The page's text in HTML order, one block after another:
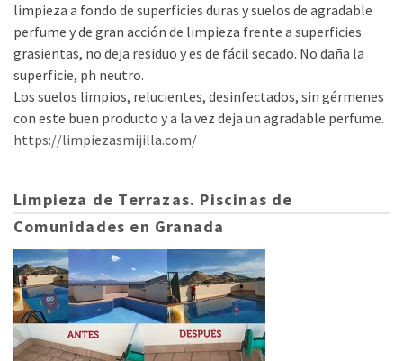
limpieza a fondo de superficies duras y suelos de agradable
perfume y de gran acción de limpieza frente a superficies
grasientas, no deja residuo y es de fácil secado. No daña la
superficie, ph neutro.
Los suelos limpios, relucientes, desinfectados, sin gérmenes
con este buen producto y a la vez deja un agradable perfume.
https://limpiezasmijilla.com/
Limpieza de Terrazas. Piscinas de
Comunidades en Granada